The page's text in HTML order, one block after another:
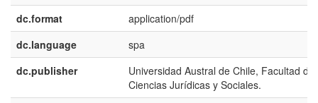
dc.format
application/pdf
dc.language
spa
dc.publisher
Universidad Austral de Chile, Facultad de
Ciencias Jurídicas y Sociales.